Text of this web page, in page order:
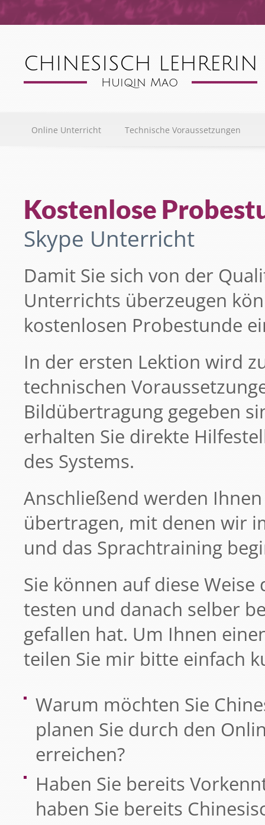
Online Unterricht Technische Voraussetzungen
Kostenlose
Skype Unterricht
Damit Sie sich von der
Unterrichts überzeugen
kostenlosen Probestunde
In der ersten Lektion wird
technischen
Bildübertragung gegeben
erhalten Sie direkte
des Systems.
Anschließend werden
übertragen, mit denen wir
und das Sprachtraining
Sie können auf diese
testen und danach selber
gefallen hat. Um Ihnen
teilen Sie mir bitte einfach
Warum möchten Sie
planen Sie durch den
erreichen?
Haben Sie bereits
haben Sie bereits